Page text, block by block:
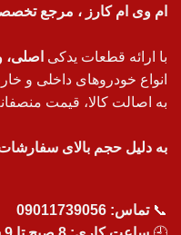
ام وی ام کارز ، مرجع
با ارائه قطعات یدکی اصلی،
انواع خودروهای داخلی و
به اصالت کالا، قیمت
به دلیل حجم بالای
📞تماس: 09011739056